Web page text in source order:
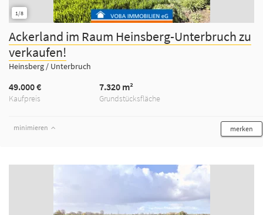
1/8
Ackerland im Raum Heinsberg-Unterbruch zu
verkaufen!
Heinsberg / Unterbruch
Kaufpreis
49.000 €
Grundstücksfläche
7.320 m²
minimieren merken